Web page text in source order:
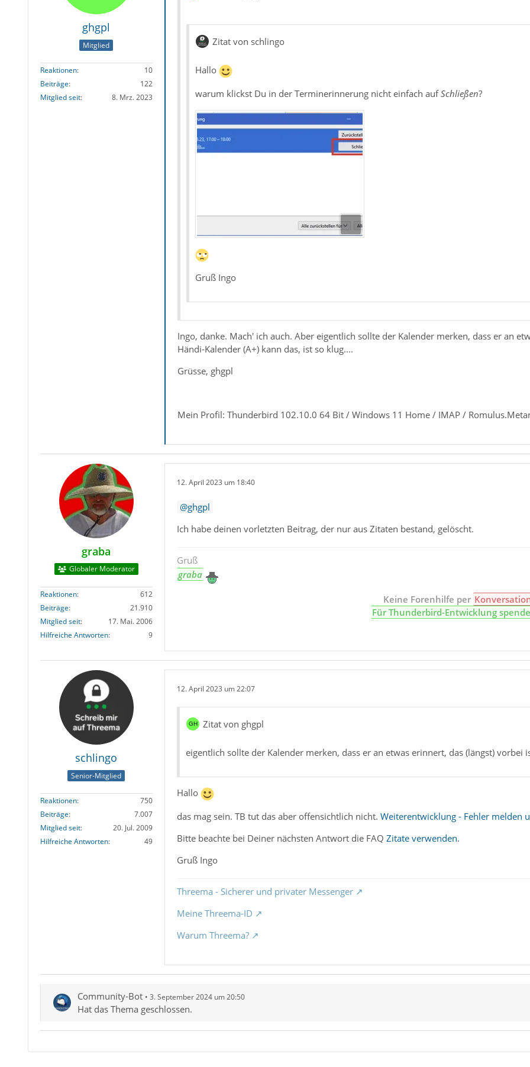
ghgpl
Mitglied
Reaktionen
10
Beiträge
122
Mitglied seit
8. Mrz. 2023
Zitat von schlingo
Hallo
warum klickst Du in der Terminerinnerung nicht einfach aufSchließen?
Gruß Ingo
Ingo, danke. Mach' ich auch. Aber eigentlich sollte der Kalender merken, dass er an
Händi-Kalender (A+) kann das, ist so klug....
Grüsse, ghgpl
Mein Profil: Thunderbird 102.10.0 64 Bit / Windows 11 Home / IMAP /
graba
Globaler Moderator
Reaktionen
612
Beiträge
21.910
Mitglied seit
17. Mai. 2006
Hilfreiche Antworten
9
12. April 2023 um 18:40
ghgpl
Ich habe deinen vorletzten Beitrag, der nur aus Zitaten bestand, gelöscht.
Gruß
graba
Keine Forenhilfe per
Für Thunderbird-Entwicklung
schlingo
Senior-Mitglied
Reaktionen
750
Beiträge
7.007
Mitglied seit
20. Jul. 2009
Hilfreiche Antworten
49
12. April 2023 um 22:07
Zitat von ghgpl
eigentlich sollte der Kalender merken, dass er an etwas erinnert, das (längst) vorbei
Hallo
das mag sein. TB tut das aber offensichtlich nicht. Weiterentwicklung - Fehler melden
Bitte beachte bei Deiner nächsten Antwort die FAQ Zitate verwenden.
Gruß Ingo
Threema - Sicherer und privater Messenger
Meine Threema-ID
Warum Threema?
Community-Bot 3. September 2024 um 20:50
Hat das Thema geschlossen.